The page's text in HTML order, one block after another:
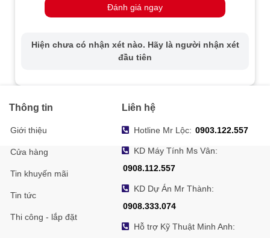
Đánh giá ngay
Hiện chưa có nhận xét nào. Hãy là người nhận xét
đầu tiên
Thông tin
Giới thiệu
Cửa hàng
Tin khuyến mãi
Tin tức
Thi công - lắp đặt
Liên hệ
Hotline Mr Lộc: 0903.122.557
KD Máy Tính Ms Vân:
0908.112.557
KD Dự Án Mr Thành:
0908.333.074
Hỗ trợ Kỹ Thuật Minh Anh: